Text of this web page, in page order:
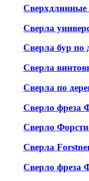
Сверхдлинные
Сверла
Cверла бур по
Сверла
Сверла по
Сверло фреза
Сверло
Сверла
Сверло фреза